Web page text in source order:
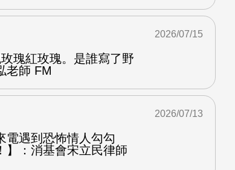
瑰紅玫瑰。是誰寫了野
老師 FM
2026/07/15
電遇到恐怖情人勾勾
】：消基會宋立民律師
2026/07/13